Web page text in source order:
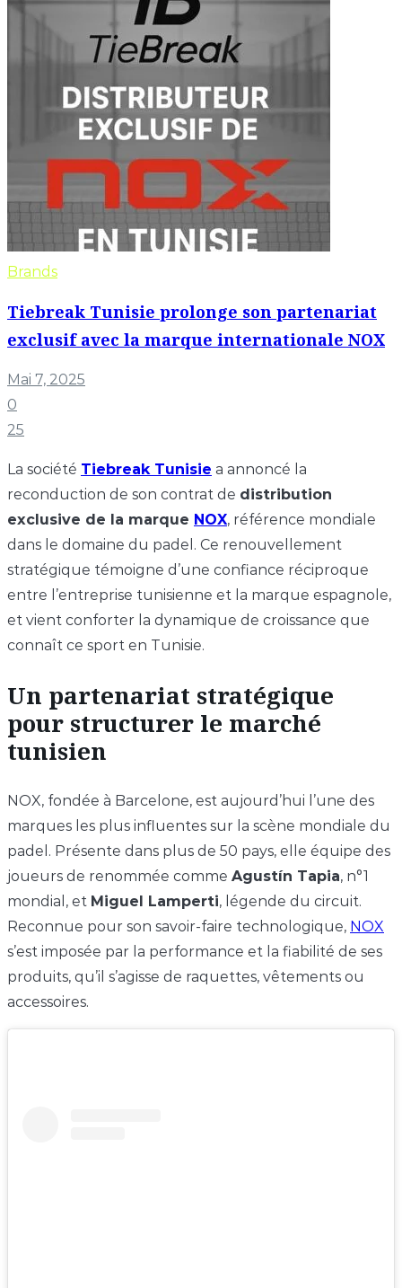
Brands
Tiebreak Tunisie prolonge son partenariat
exclusif avec la marque internationale NOX
Mai 7, 2025
0
25
La société Tiebreak Tunisie a annoncé la
reconduction de son contrat de distribution
exclusive de la marque NOX, référence mondiale
dans le domaine du padel. Ce renouvellement
stratégique témoigne d’une confiance réciproque
entre l’entreprise tunisienne et la marque espagnole,
et vient conforter la dynamique de croissance que
connaît ce sport en Tunisie.
Un partenariat stratégique
pour structurer le marché
tunisien
NOX, fondée à Barcelone, est aujourd’hui l’une des
marques les plus influentes sur la scène mondiale du
padel. Présente dans plus de 50 pays, elle équipe des
joueurs de renommée comme Agustín Tapia, n°1
mondial, et Miguel Lamperti, légende du circuit.
Reconnue pour son savoir-faire technologique, NOX
s’est imposée par la performance et la fiabilité de ses
produits, qu’il s’agisse de raquettes, vêtements ou
accessoires.